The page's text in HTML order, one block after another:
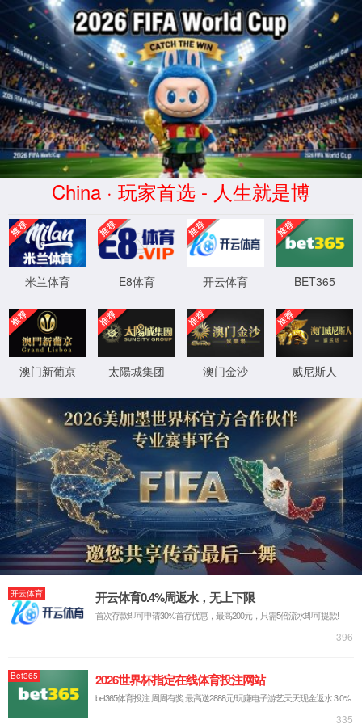
7790集团(中国区)有限公司
官网
4
0
OH!
Sorry! 找不到页面
联系电话：130-7261-0820